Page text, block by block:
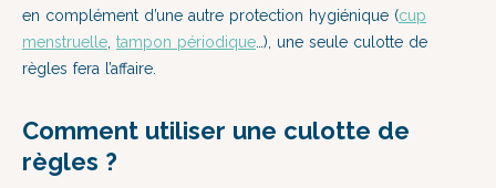
en complément d’une autre protection hygiénique (cup
menstruelle, tampon périodique…), une seule culotte de
règles fera l’affaire.
Comment utiliser une culotte de
règles ?